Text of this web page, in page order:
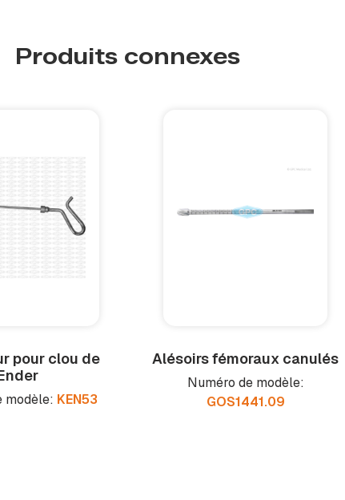
Produits connexes
pour clou de
modèle: KEN53
Alésoirs fémoraux canulés
Numéro de modèle:
GOS1441.09